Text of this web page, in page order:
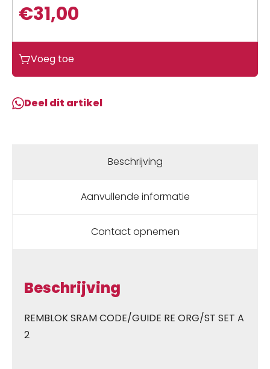
€31,00
Voeg toe
Deel dit artikel
Beschrijving
Aanvullende informatie
Contact opnemen
Beschrijving
REMBLOK SRAM CODE/GUIDE RE ORG/ST SET A
2